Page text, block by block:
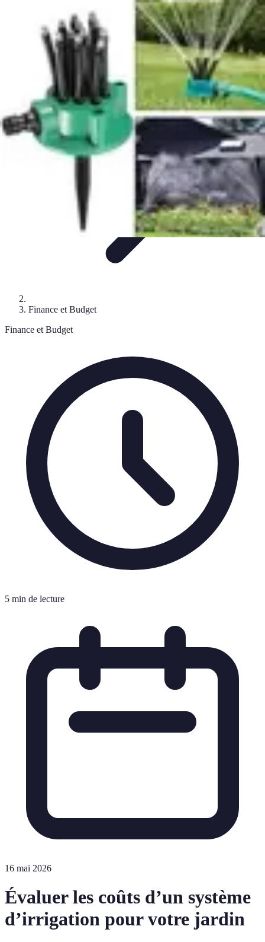
MaintenanceInnovations en irrigationInstallation et
Entretien et Maintenance
Système Irrigation
Finance et Budget
Finance et Budget
5 min de lecture
16 mai 2026
Évaluer les coûts d’un système
d’irrigation pour votre jardin